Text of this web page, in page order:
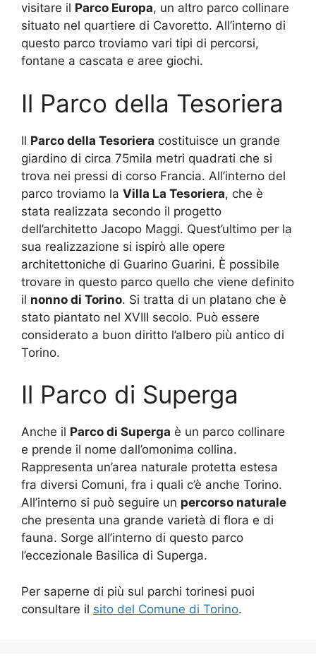
visitare il Parco Europa, un altro parco collinare
situato nel quartiere di Cavoretto. All’interno di
questo parco troviamo vari tipi di percorsi,
fontane a cascata e aree giochi.
Il Parco della Tesoriera
Il Parco della Tesoriera costituisce un grande
giardino di circa 75mila metri quadrati che si
trova nei pressi di corso Francia. All’interno del
parco troviamo la Villa La Tesoriera, che è
stata realizzata secondo il progetto
dell’architetto Jacopo Maggi. Quest’ultimo per la
sua realizzazione si ispirò alle opere
architettoniche di Guarino Guarini. È possibile
trovare in questo parco quello che viene definito
il nonno di Torino. Si tratta di un platano che è
stato piantato nel XVIII secolo. Può essere
considerato a buon diritto l’albero più antico di
Torino.
Il Parco di Superga
Anche il Parco di Superga è un parco collinare
e prende il nome dall’omonima collina.
Rappresenta un’area naturale protetta estesa
fra diversi Comuni, fra i quali c’è anche Torino.
All’interno si può seguire un percorso naturale
che presenta una grande varietà di flora e di
fauna. Sorge all’interno di questo parco
l’eccezionale Basilica di Superga.
Per saperne di più sul parchi torinesi puoi
consultare il sito del Comune di Torino.